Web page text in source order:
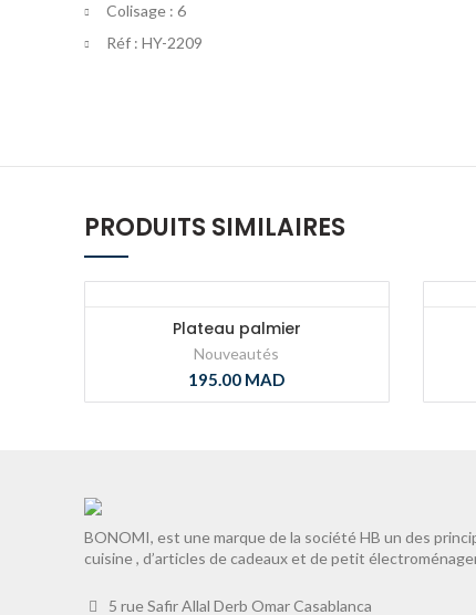
Colisage : 6
Réf : HY-2209
PRODUITS SIMILAIRES
Plateau palmier
Nouveautés
195.00 MAD
BONOMI, est une marque de la société HB un des
cuisine , d’articles de cadeaux et de petit
5 rue Safir Allal Derb Omar Casablanca